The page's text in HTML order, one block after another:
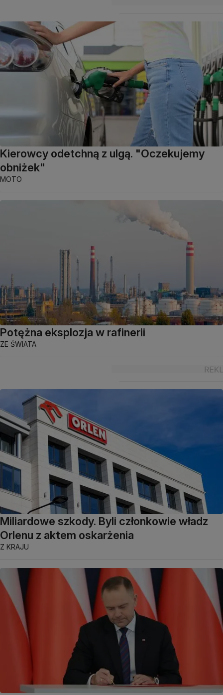
Kierowcy odetchną z ulgą. "Oczekujemy
obniżek"
MOTO
Potężna eksplozja w rafinerii
ZE ŚWIATA
Miliardowe szkody. Byli członkowie władz
Orlenu z aktem oskarżenia
Z KRAJU